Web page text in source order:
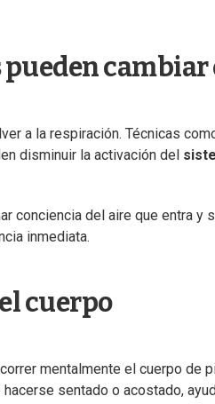
a la respiración. Técnicas
disminuir la activación del
conciencia del aire que entra y
inmediata.
cuerpo
mentalmente el cuerpo de
sentado o acostado,